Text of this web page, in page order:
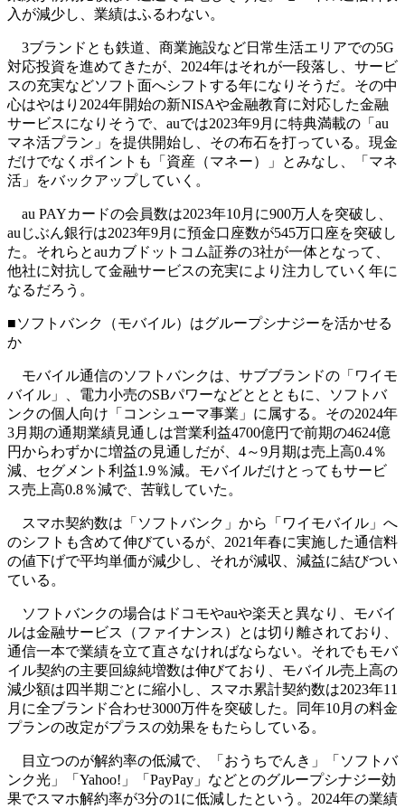
入が減少し、業績はふるわない。
3ブランドとも鉄道、商業施設など日常生活エリアでの5G
対応投資を進めてきたが、2024年はそれが一段落し、サービ
スの充実などソフト面へシフトする年になりそうだ。その中
心はやはり2024年開始の新NISAや金融教育に対応した金融
サービスになりそうで、auでは2023年9月に特典満載の「au
マネ活プラン」を提供開始し、その布石を打っている。現金
だけでなくポイントも「資産（マネー）」とみなし、「マネ
活」をバックアップしていく。
au PAYカードの会員数は2023年10月に900万人を突破し、
auじぶん銀行は2023年9月に預金口座数が545万口座を突破し
た。それらとauカブドットコム証券の3社が一体となって、
他社に対抗して金融サービスの充実により注力していく年に
なるだろう。
■ソフトバンク（モバイル）はグループシナジーを活かせる
か
モバイル通信のソフトバンクは、サブブランドの「ワイモ
バイル」、電力小売のSBパワーなどととともに、ソフトバ
ンクの個人向け「コンシューマ事業」に属する。その2024年
3月期の通期業績見通しは営業利益4700億円で前期の4624億
円からわずかに増益の見通しだが、4～9月期は売上高0.4％
減、セグメント利益1.9％減。モバイルだけとってもサービ
ス売上高0.8％減で、苦戦していた。
スマホ契約数は「ソフトバンク」から「ワイモバイル」へ
のシフトも含めて伸びているが、2021年春に実施した通信料
の値下げで平均単価が減少し、それが減収、減益に結びつい
ている。
ソフトバンクの場合はドコモやauや楽天と異なり、モバイ
ルは金融サービス（ファイナンス）とは切り離されており、
通信一本で業績を立て直さなければならない。それでもモバ
イル契約の主要回線純増数は伸びており、モバイル売上高の
減少額は四半期ごとに縮小し、スマホ累計契約数は2023年11
月に全ブランド合わせ3000万件を突破した。同年10月の料金
プランの改定がプラスの効果をもたらしている。
目立つのが解約率の低減で、「おうちでんき」「ソフトバ
ンク光」「Yahoo!」「PayPay」などとのグループシナジー効
果でスマホ解約率が3分の1に低減したという。2024年の業績